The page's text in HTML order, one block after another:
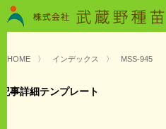
HOME 〉 インデックス 〉 MSS-945
記事詳細テンプレート